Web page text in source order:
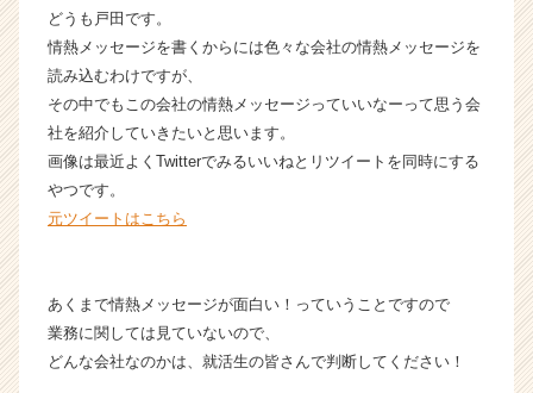
ス
ウ
ト
が
イ
ト
チ
どうも戸田です。
情熱メッセージを書くからには色々な会社の情熱メッセージを
読み込むわけですが、
その中でもこの会社の情熱メッセージっていいなーって思う会
社を紹介していきたいと思います。
画像は最近よくTwitterでみるいいねとリツイートを同時にする
やつです。
元ツイートはこちら
あくまで情熱メッセージが面白い！っていうことですので
業務に関しては見ていないので、
どんな会社なのかは、就活生の皆さんで判断してください！